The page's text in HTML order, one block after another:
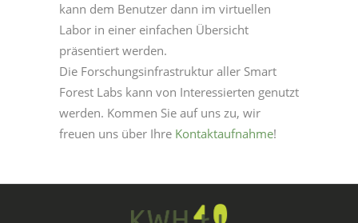
kann dem Benutzer dann im virtuellen
Labor in einer einfachen Übersicht
präsentiert werden.
Die Forschungsinfrastruktur aller Smart
Forest Labs kann von Interessierten genutzt
werden. Kommen Sie auf uns zu, wir
freuen uns über Ihre Kontaktaufnahme!